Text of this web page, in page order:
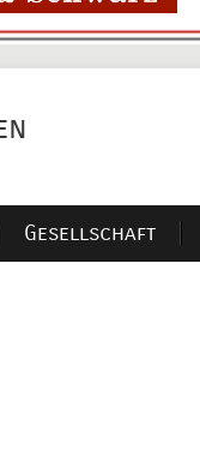
Gesellschaft